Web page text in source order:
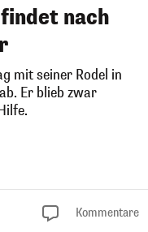
nach
mit seiner Rodel in
Er blieb zwar
Kommentare